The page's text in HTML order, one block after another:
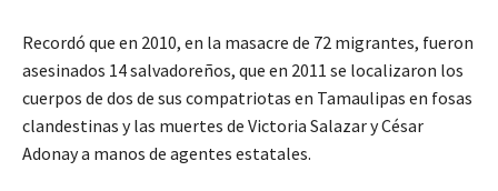
Recordó que en 2010, en la masacre de 72 migrantes, fueron
asesinados 14 salvadoreños, que en 2011 se localizaron los
cuerpos de dos de sus compatriotas en Tamaulipas en fosas
clandestinas y las muertes de Victoria Salazar y César
Adonay a manos de agentes estatales.